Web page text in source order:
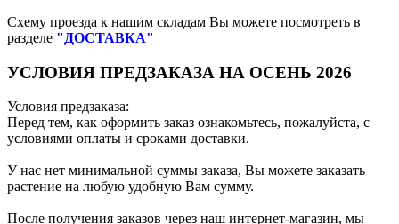
Схему проезда к нашим складам Вы можете посмотреть в
разделе "ДОСТАВКА"
УСЛОВИЯ ПРЕДЗАКАЗА НА ОСЕНЬ 2026
Условия предзаказа:
Перед тем, как оформить заказ ознакомьтесь, пожалуйста, с
условиями оплаты и сроками доставки.
У нас нет минимальной суммы заказа, Вы можете заказать
растение на любую удобную Вам сумму.
После получения заказов через наш интернет-магазин, мы